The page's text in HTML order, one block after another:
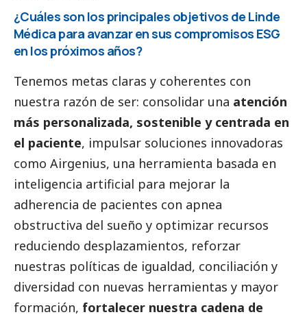
¿Cuáles son los principales objetivos de Linde
Médica para avanzar en sus compromisos ESG
en los próximos años?
Tenemos metas claras y coherentes con
nuestra razón de ser: consolidar una atención
más personalizada, sostenible y centrada en
el paciente, impulsar soluciones innovadoras
como Airgenius, una herramienta basada en
inteligencia artificial para mejorar la
adherencia de pacientes con apnea
obstructiva del sueño y optimizar recursos
reduciendo desplazamientos, reforzar
nuestras políticas de igualdad, conciliación y
diversidad con nuevas herramientas y mayor
formación, fortalecer nuestra cadena de